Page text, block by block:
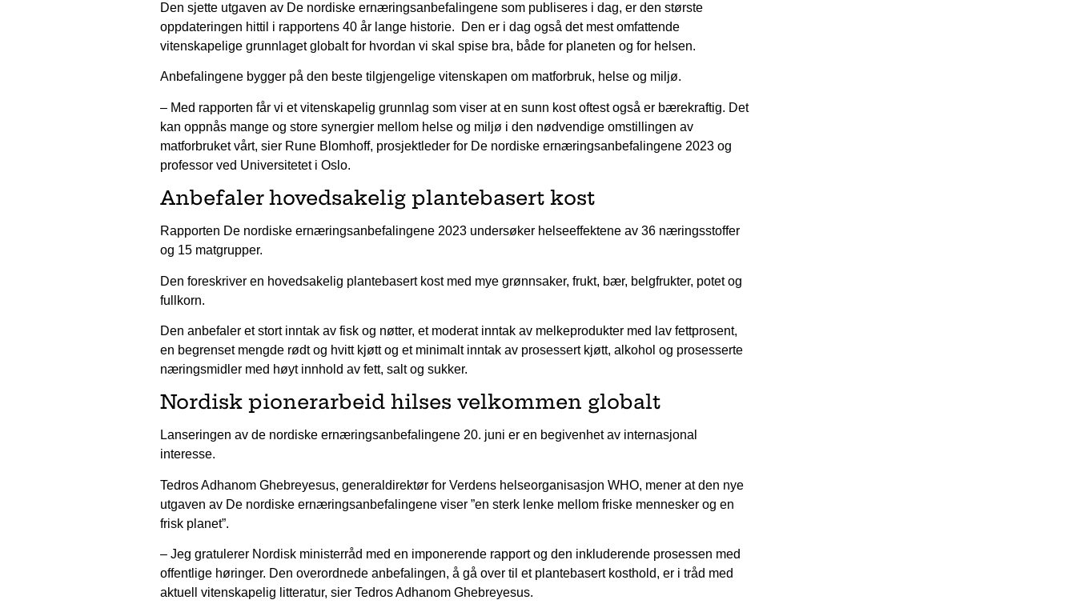
Den sjette utgaven av De nordiske ernæringsanbefalingene som publiseres i dag, er den største
oppdateringen hittil i rapportens 40 år lange historie. Den er i dag også det mest omfattende
vitenskapelige grunnlaget globalt for hvordan vi skal spise bra, både for planeten og for helsen.
Anbefalingene bygger på den beste tilgjengelige vitenskapen om matforbruk, helse og miljø.
– Med rapporten får vi et vitenskapelig grunnlag som viser at en sunn kost oftest også er bærekraftig. Det
kan oppnås mange og store synergier mellom helse og miljø i den nødvendige omstillingen av
matforbruket vårt, sier Rune Blomhoff, prosjektleder for De nordiske ernæringsanbefalingene 2023 og
professor ved Universitetet i Oslo.
Anbefaler hovedsakelig plantebasert kost
Rapporten De nordiske ernæringsanbefalingene 2023 undersøker helseeffektene av 36 næringsstoffer
og 15 matgrupper.
Den foreskriver en hovedsakelig plantebasert kost med mye grønnsaker, frukt, bær, belgfrukter, potet og
fullkorn.
Den anbefaler et stort inntak av fisk og nøtter, et moderat inntak av melkeprodukter med lav fettprosent,
en begrenset mengde rødt og hvitt kjøtt og et minimalt inntak av prosessert kjøtt, alkohol og prosesserte
næringsmidler med høyt innhold av fett, salt og sukker.
Nordisk pionerarbeid hilses velkommen globalt
Lanseringen av de nordiske ernæringsanbefalingene 20. juni er en begivenhet av internasjonal
interesse.
Tedros Adhanom Ghebreyesus, generaldirektør for Verdens helseorganisasjon WHO, mener at den nye
utgaven av De nordiske ernæringsanbefalingene viser ”en sterk lenke mellom friske mennesker og en
frisk planet”.
– Jeg gratulerer Nordisk ministerråd med en imponerende rapport og den inkluderende prosessen med
offentlige høringer. Den overordnede anbefalingen, å gå over til et plantebasert kosthold, er i tråd med
aktuell vitenskapelig litteratur, sier Tedros Adhanom Ghebreyesus.